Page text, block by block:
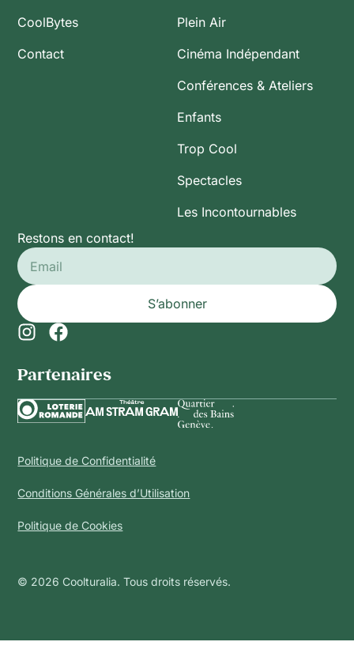
CoolBytes
Contact
Plein Air
Cinéma Indépendant
Conférences & Ateliers
Enfants
Trop Cool
Spectacles
Les Incontournables
Restons en contact!
S’abonner
Partenaires​
Politique de Confidentialité
Conditions Générales d’Utilisation
Politique de Cookies
© 2026 Coolturalia. Tous droits réservés.